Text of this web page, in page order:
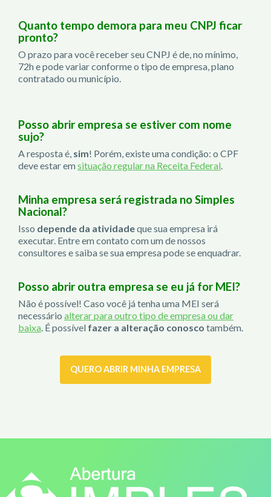
Quanto tempo demora para meu CNPJ ficar
pronto?
O prazo para você receber seu CNPJ é de, no mínimo,
72h e pode variar conforme o tipo de empresa, plano
contratado ou município.
Posso abrir empresa se estiver com nome
sujo?
A resposta é, sim! Porém, existe uma condição: o CPF
deve estar emsituação regular na Receita Federal.
Minha empresa será registrada no Simples
Nacional?
Isso depende da atividadeque sua empresa irá
executar. Entre em contato com um de nossos
consultores e saiba se sua empresa pode se enquadrar.
Posso abrir outra empresa se eu já for MEI?
Não é possível! Caso você já tenha uma MEI será
necessário alterar para outro tipo de empresa ou dar
baixa. É possível fazer a alteração conosco também.
QUERO ABRIR MINHA EMPRESA